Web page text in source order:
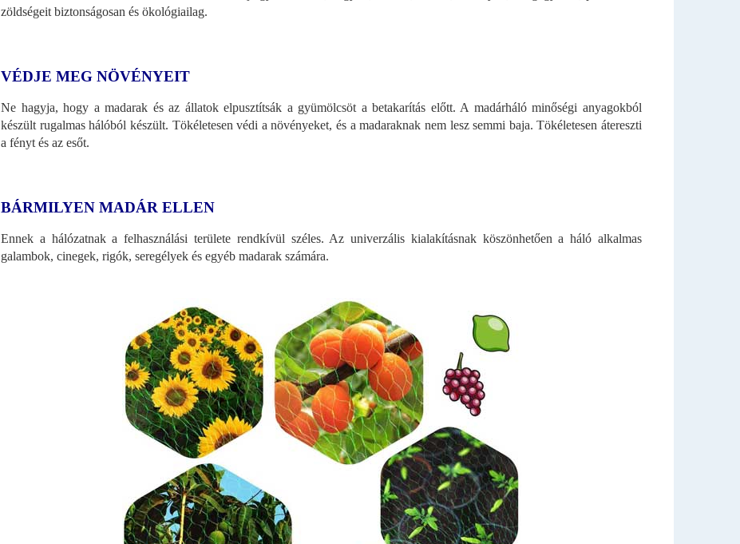
zöldségeit biztonságosan és ökológiailag.
VÉDJE MEG NÖVÉNYEIT
Ne hagyja, hogy a madarak és az állatok elpusztítsák a gyümölcsöt a betakarítás előtt. A madárháló minőségi anyagokból
készült rugalmas hálóból készült. Tökéletesen védi a növényeket, és a madaraknak nem lesz semmi baja. Tökéletesen átereszti
a fényt és az esőt.
BÁRMILYEN MADÁR ELLEN
Ennek a hálózatnak a felhasználási területe rendkívül széles. Az univerzális kialakításnak köszönhetően a háló alkalmas
galambok, cinegek, rigók, seregélyek és egyéb madarak számára.